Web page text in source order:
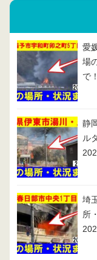
愛
場
で
静
ル
埼
所